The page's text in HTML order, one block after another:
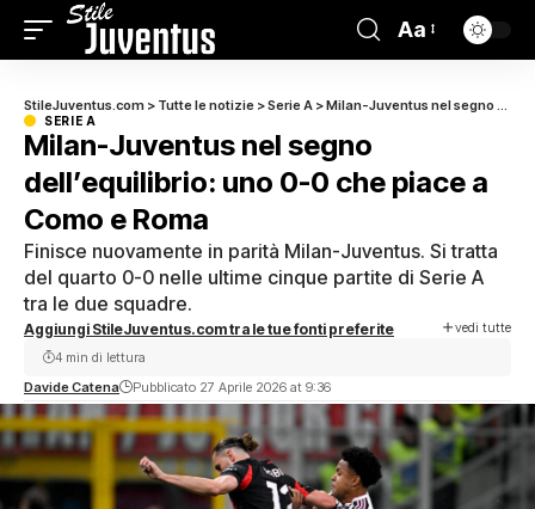
Aa
StileJuventus.com > Tutte le notizie >Serie A >Milan-Juventus nel segno dell’equilibrio: uno 0-0 che piace a Como e Roma
SERIE A
Milan-Juventus nel segno
dell’equilibrio: uno 0-0 che piace a
Como e Roma
Finisce nuovamente in parità Milan-Juventus. Si tratta
del quarto 0-0 nelle ultime cinque partite di Serie A
tra le due squadre.
Aggiungi StileJuventus.com tra le tue fonti preferite vedi tutte
Davide Catena Pubblicato 27 Aprile 2026 at 9:36
4 min di lettura